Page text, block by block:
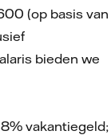
(op basis van
bieden we
vakantiegeld;